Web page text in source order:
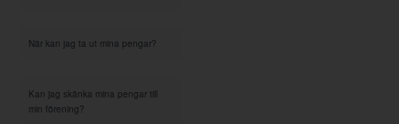
När kan jag ta ut mina pengar?
Kan jag skänka mina pengar till
min förening?